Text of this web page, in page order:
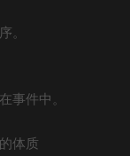
。
事件中。
体质